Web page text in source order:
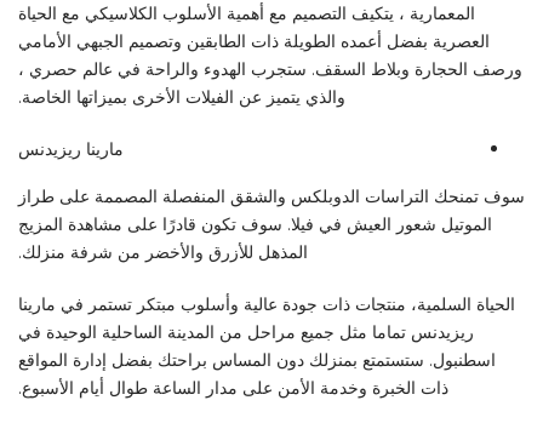
المعمارية ، يتكيف التصميم مع أهمية الأسلوب الكلاسيكي مع الحياة
العصرية بفضل أعمده الطويلة ذات الطابقين وتصميم الجبهي الأمامي
ورصف الحجارة وبلاط السقف. ستجرب الهدوء والراحة في عالم حصري ،
والذي يتميز عن الفيلات الأخرى بميزاتها الخاصة.
مارينا ريزيدنس
سوف تمنحك التراسات الدوبلكس والشقق المنفصلة المصممة على طراز
الموتيل شعور العيش في فيلا. سوف تكون قادرًا على مشاهدة المزيج
المذهل للأزرق والأخضر من شرفة منزلك.
الحياة السلمية، منتجات ذات جودة عالية وأسلوب مبتكر تستمر في مارينا
ريزيدنس تماما مثل جميع مراحل من المدينة الساحلية الوحيدة في
اسطنبول. ستستمتع بمنزلك دون المساس براحتك بفضل إدارة المواقع
ذات الخبرة وخدمة الأمن على مدار الساعة طوال أيام الأسبوع.